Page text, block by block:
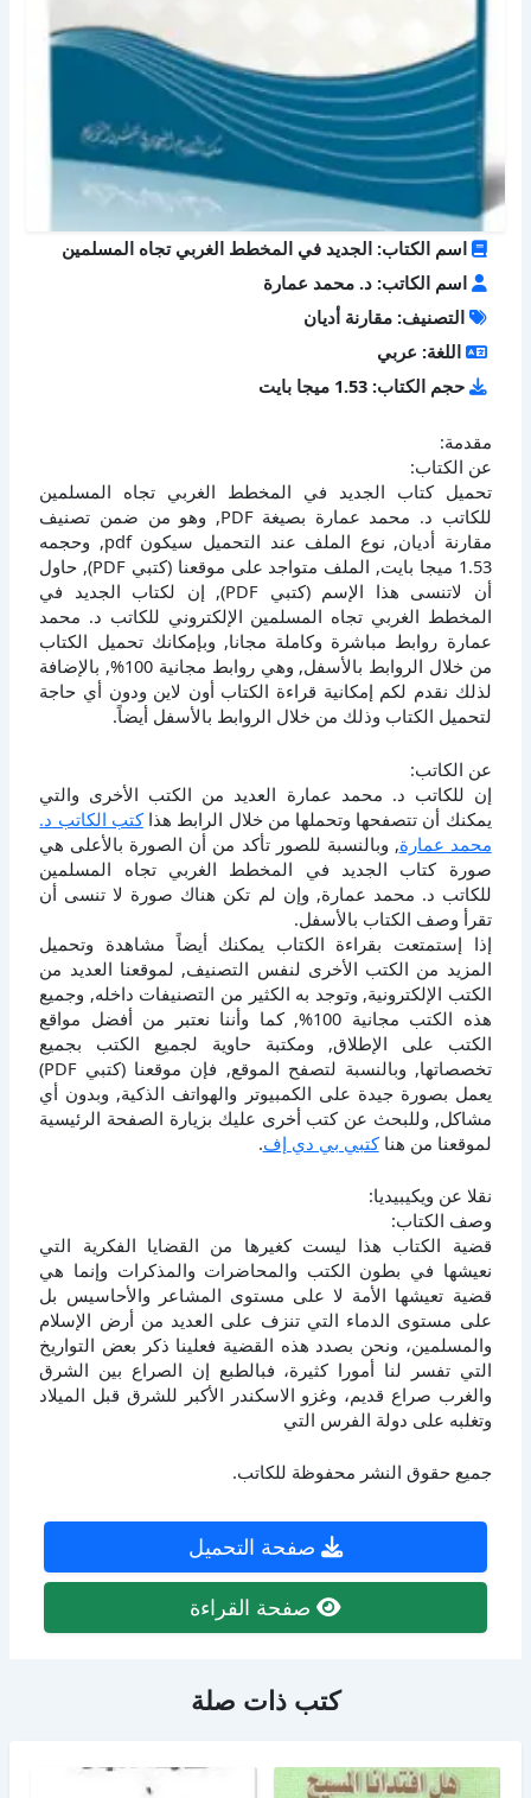
اسم الكتاب: الجديد في المخطط الغربي تجاه المسلمين
اسم الكاتب: د. محمد عمارة
التصنيف: مقارنة أديان
اللغة: عربي
حجم الكتاب: 1.53 ميجا بايت
مقدمة:
عن الكتاب:
تحميل كتاب الجديد في المخطط الغربي تجاه المسلمين
للكاتب د. محمد عمارة بصيغة PDF, وهو من ضمن تصنيف
مقارنة أديان, نوع الملف عند التحميل سيكون pdf, وحجمه
1.53 ميجا بايت, الملف متواجد على موقعنا (كتبي PDF), حاول
أن لاتنسى هذا الإسم (كتبي PDF), إن لكتاب الجديد في
المخطط الغربي تجاه المسلمين الإلكتروني للكاتب د. محمد
عمارة روابط مباشرة وكاملة مجانا, وبإمكانك تحميل الكتاب
من خلال الروابط بالأسفل, وهي روابط مجانية 100%, بالإضافة
لذلك نقدم لكم إمكانية قراءة الكتاب أون لاين ودون أي حاجة
لتحميل الكتاب وذلك من خلال الروابط بالأسفل أيضاً.
عن الكاتب:
إن للكاتب د. محمد عمارة العديد من الكتب الأخرى والتي
يمكنك أن تتصفحها وتحملها من خلال الرابط هذاكتب الكاتب د.
محمد عمارة, وبالنسبة للصور تأكد من أن الصورة بالأعلى هي
صورة كتاب الجديد في المخطط الغربي تجاه المسلمين
للكاتب د. محمد عمارة, وإن لم تكن هناك صورة لا تنسى أن
تقرأ وصف الكتاب بالأسفل.
إذا إستمتعت بقراءة الكتاب يمكنك أيضاً مشاهدة وتحميل
المزيد من الكتب الأخرى لنفس التصنيف, لموقعنا العديد من
الكتب الإلكترونية, وتوجد به الكثير من التصنيفات داخله, وجميع
هذه الكتب مجانية 100%, كما وأننا نعتبر من أفضل مواقع
الكتب على الإطلاق, ومكتبة حاوية لجميع الكتب بجميع
تخصصاتها, وبالنسبة لتصفح الموقع, فإن موقعنا (كتبي PDF)
يعمل بصورة جيدة على الكمبيوتر والهواتف الذكية, وبدون أي
مشاكل, وللبحث عن كتب أخرى عليك بزيارة الصفحة الرئيسية
لموقعنا من هناكتبي بي دي إف.
نقلا عن ويكيبيديا:
وصف الكتاب:
قضية الكتاب هذا ليست كغيرها من القضايا الفكرية التي
نعيشها في بطون الكتب والمحاضرات والمذكرات وإنما هي
قضية تعيشها الأمة لا على مستوى المشاعر والأحاسيس بل
على مستوى الدماء التي تنزف على العديد من أرض الإسلام
والمسلمين، ونحن بصدد هذه القضية فعلينا ذكر بعض التواريخ
التي تفسر لنا أمورا كثيرة، فبالطبع إن الصراع بين الشرق
والغرب صراع قديم، وغزو الاسكندر الأكبر للشرق قبل الميلاد
وتغلبه على دولة الفرس التي
جميع حقوق النشر محفوظة للكاتب.
صفحة التحميل
صفحة القراءة
كتب ذات صلة